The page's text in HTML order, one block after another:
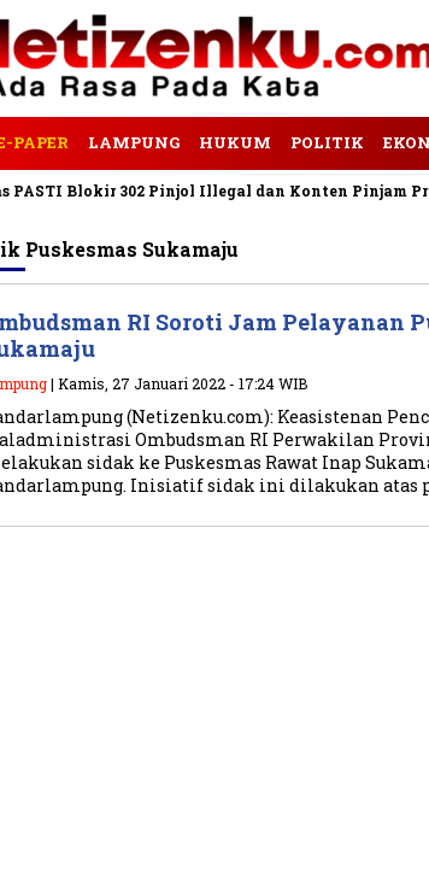
PAPER LAMPUNG HUKUM POLITIK
Blokir 302 Pinjol Illegal dan Konten Pinjam
Puskesmas Sukamaju
RI Soroti Jam Pelayanan
| Kamis, 27 Januari 2022 - 17:24 WIB
(Netizenku.com): Keasistenan
Ombudsman RI Perwakilan
sidak ke Puskesmas Rawat Inap
Inisiatif sidak ini dilakukan atas